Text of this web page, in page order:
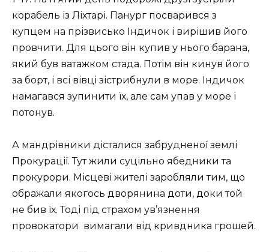
корабель із Ліхтарі. Панург посварився з
купцем на прізвисько Індичок і вирішив його
провчити. Для цього він купив у нього барана,
який був ватажком стада. Потім він кинув його
за борт, і всі вівці зістрибнули в море. Індичок
намагався зупинити їх, але сам упав у море і
потонув.
А мандрівники дісталися забрудненої землі
Прокурації. Тут жили суцільно ябедники та
прокурори. Місцеві жителі заробляли тим, що
ображали якогось дворянина доти, доки той
не бив їх. Тоді під страхом ув’язнення
провокатори вимагали від кривдника грошей.